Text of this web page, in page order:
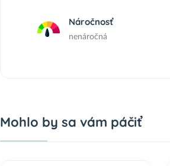
Náročnosť
nenáročná
Mohlo by sa vám páčiť